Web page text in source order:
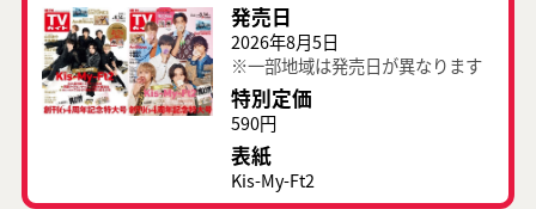
発売日
2026年8月5日
※一部地域は発売日が異なります
特別定価
590円
表紙
Kis-My-Ft2